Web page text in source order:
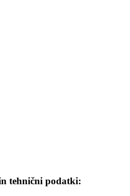
tehnični podatki: